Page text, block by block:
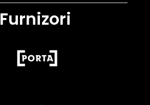
Furnizori